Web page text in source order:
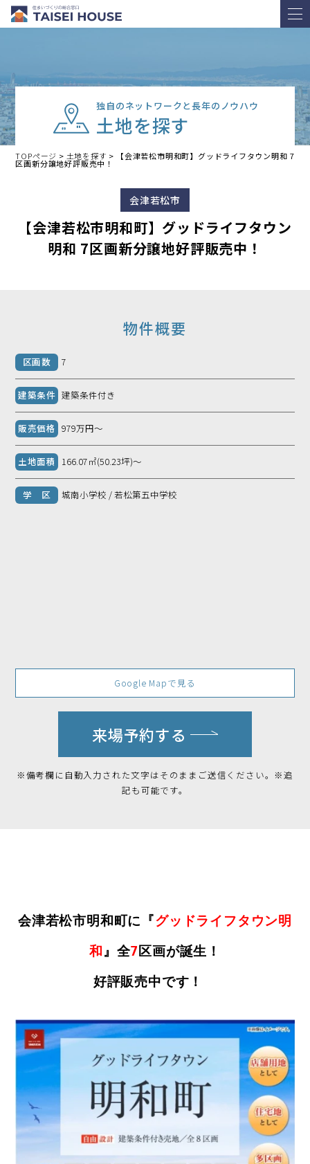
独自のネットワークと長年のノウハウ
土地を探す
TOPページ > 土地を探す > 【会津若松市明和町】グッドライフタウン明和 7
区画新分譲地好評販売中！
会津若松市
【会津若松市明和町】グッドライフタウン
明和 7区画新分譲地好評販売中！
物件概要
区画数 7
建築条件 建築条件付き
販売価格 979万円～
土地面積 166.07㎡(50.23坪)～
学 区 城南小学校 / 若松第五中学校
Google Mapで見る
来場予約する
※備考欄に自動入力された文字はそのままご送信ください。※追
記も可能です。
会津若松市明和町に『グッドライフタウン明
和 』全7 区画が誕生！
好評販売中です！